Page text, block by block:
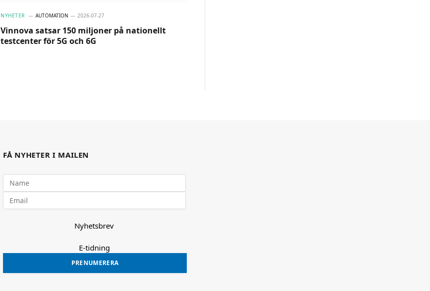
NYHETER AUTOMATION 2026-07-27
Vinnova satsar 150 miljoner på nationellt
testcenter för 5G och 6G
FÅ NYHETER I MAILEN
Nyhetsbrev
E-tidning
PRENUMERERA